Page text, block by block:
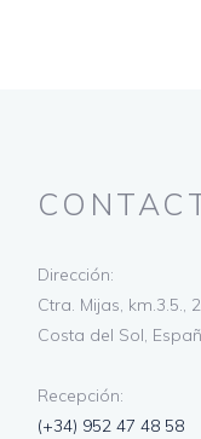
Dirección:
Ctra. Mijas, km.3.5.,
Costa del Sol,
Recepción:
(+34) 952 47 48 58